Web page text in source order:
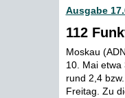
Ausgabe
112
Moskau
10. Mai etwa
rund 2,4
Freitag. Zu